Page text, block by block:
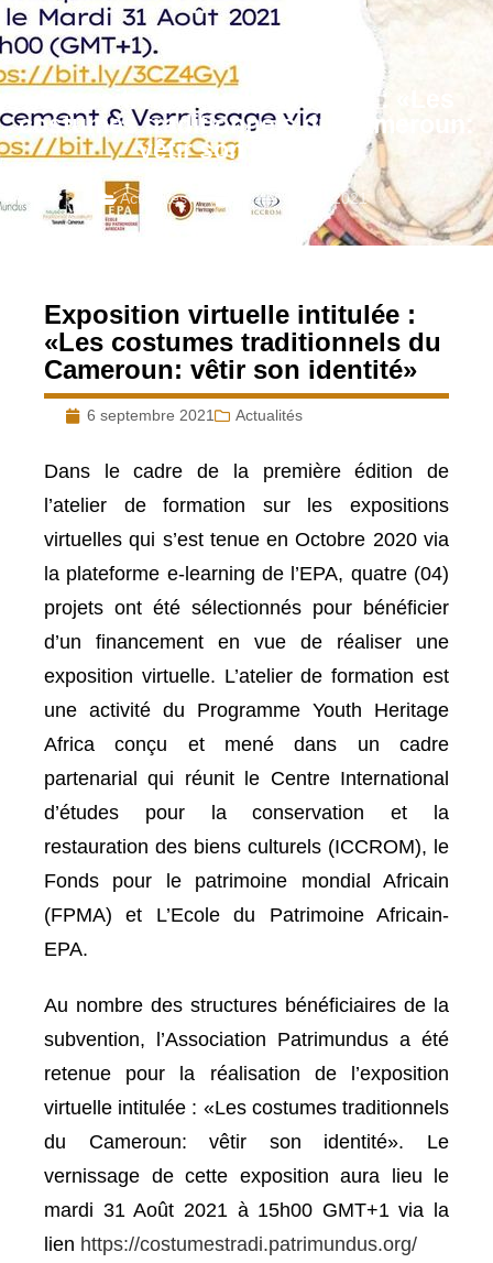
Exposition virtuelle intitulée : «Les
costumes traditionnels du Cameroun:
vêtir son identité»
Actualités septembre 6, 2021
Exposition virtuelle intitulée :
«Les costumes traditionnels du
Cameroun: vêtir son identité»
6 septembre 2021 Actualités
Dans le cadre de la première édition de
l’atelier de formation sur les expositions
virtuelles qui s’est tenue en Octobre 2020 via
la plateforme e-learning de l’EPA, quatre (04)
projets ont été sélectionnés pour bénéficier
d’un financement en vue de réaliser une
exposition virtuelle. L’atelier de formation est
une activité du Programme Youth Heritage
Africa conçu et mené dans un cadre
partenarial qui réunit le Centre International
d’études pour la conservation et la
restauration des biens culturels (ICCROM), le
Fonds pour le patrimoine mondial Africain
(FPMA) et L’Ecole du Patrimoine Africain-
EPA.
Au nombre des structures bénéficiaires de la
subvention, l’Association Patrimundus a été
retenue pour la réalisation de l’exposition
virtuelle intitulée : «Les costumes traditionnels
du Cameroun: vêtir son identité». Le
vernissage de cette exposition aura lieu le
mardi 31 Août 2021 à 15h00 GMT+1 via la
lien https://costumestradi.patrimundus.org/